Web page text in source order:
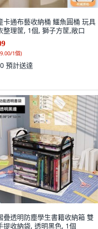
卡通布藝收納桶 鱷魚圓桶 玩具
整理筐, 1個, 獅子方筐,敞口
1個)
預計送達
疊透明防塵學生書籍收納箱 雙
提收納袋, 透明黑色, 1個